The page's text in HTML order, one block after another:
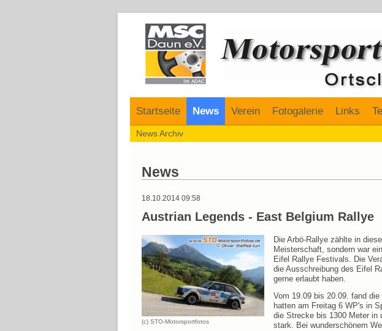
Navigation
überspringen
Startseite News Verein Fotogalerie Links
Navigation
News Archiv
News
18.10.2014 09:58
Austrian Legends - East Belgium Rallye
(c) STO-Motorsportfotos
Die Arbö-Rallye zählte in
Meisterschaft, sondern war
Eifel Rallye Festivals. Die
die Ausschreibung des Eifel
gerne erlaubt haben.
Vom 19.09 bis 20.09. fand
hatten am Freitag 6 WP's in
die Strecke bis 1300 Meter in
stark. Bei wunderschönem